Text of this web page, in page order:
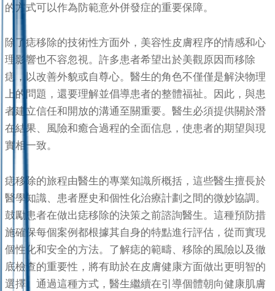
的方式可以作為防範意外併發症的重要保障。
除了痣移除的技術性方面外，美容性皮膚程序的情感和心
理影響也不容忽視。許多患者希望出於美觀原因而移除
痣，以改善外貌或自尊心。醫生的角色不僅僅是解決物理
上的問題，還要理解並倡導患者的整體福祉。因此，與患
者建立信任和開放的溝通至關重要。醫生必須提供關於潛
在結果、風險和癒合過程的全面信息，使患者的期望與現
實相一致。
痣移除的旅程由醫生的專業知識所概括，這些醫生擅長於
醫學知識、患者歷史和個性化治療計劃之間的微妙協調。
鼓勵患者在做出痣移除的決策之前諮詢醫生。這種預防措
施確保每個案例都根據其自身的特點進行評估，從而實現
個性化和安全的方法。了解痣的範疇、移除的風險以及徹
底檢查的重要性，將有助於在皮膚健康方面做出更明智的
選擇。通過這種方式，醫生繼續在引導個體朝向健康肌膚